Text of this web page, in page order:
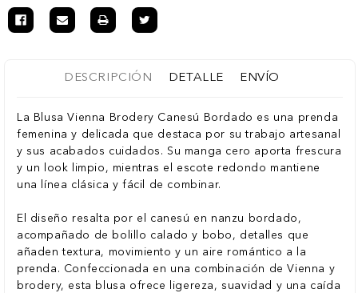
DESCRIPCIÓN DETALLE ENVÍO
La Blusa Vienna Brodery Canesú Bordado es una prenda
femenina y delicada que destaca por su trabajo artesanal
y sus acabados cuidados. Su manga cero aporta frescura
y un look limpio, mientras el escote redondo mantiene
una línea clásica y fácil de combinar.
El diseño resalta por el canesú en nanzu bordado ,
acompañado de bolillo calado y bobo , detalles que
añaden textura, movimiento y un aire romántico a la
prenda. Confeccionada en una combinación deVienna y
brodery, esta blusa ofrece ligereza, suavidad y una caída